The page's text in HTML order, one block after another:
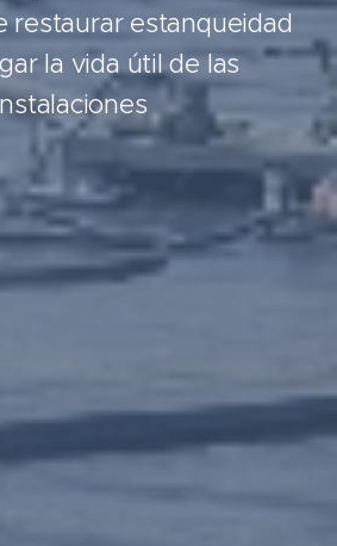
restaurar estanqueidad
la vida útil de las